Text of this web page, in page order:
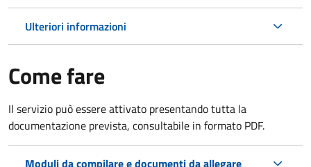
Ulteriori informazioni
Come fare
Il servizio può essere attivato presentando tutta la
documentazione prevista, consultabile in formato PDF.
Moduli da compilare e documenti da allegare